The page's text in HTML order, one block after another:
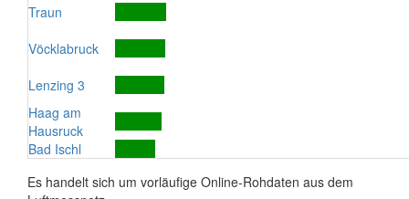
Traun
Vöcklabruck
Lenzing 3
Haag am
Hausruck
Bad Ischl
Es handelt sich um vorläufige Online-Rohdaten aus dem